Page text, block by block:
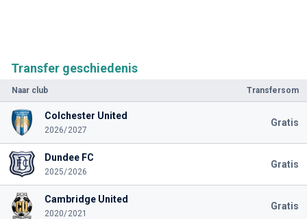
Transfer geschiedenis
Naar club Transfersom
Colchester United
2026/2027
Gratis
Dundee FC
2025/2026
Gratis
Cambridge United
2020/2021
Gratis